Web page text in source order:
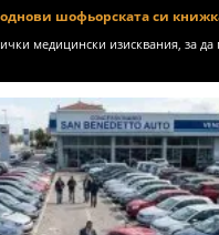
шофьорската си
медицински изисквания, за да